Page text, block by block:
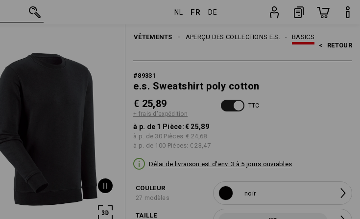
NL FR DE
VÊTEMENTS BASICS
APERÇU DES COLLECTIONS E.S.
THÈMES
HOMMES
< RETOUR
#89331
e.s. Sweatshirt poly cotton
€ 25,89
+ frais d'expédition
TTC
à p. de 1 Pièce:€ 25,89
à p. de 30 Pièces: € 24,68
à p. de 100 Pièces: € 23,47
Délai de livraison est d'env. 3 à 5 jours ouvrables
COULEUR
27 modèles
noir
TAILLE
€ 25,89